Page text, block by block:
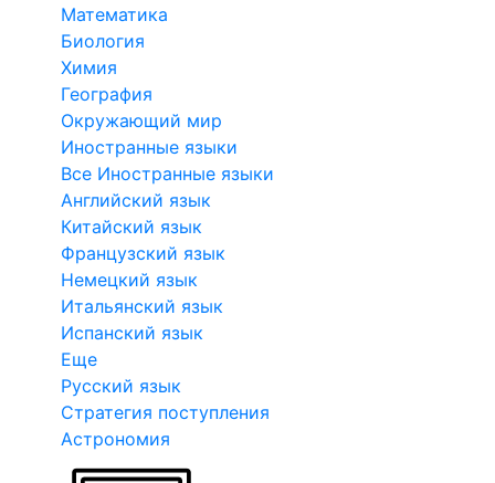
Математика
Биология
Химия
География
Окружающий мир
Иностранные языки
Все Иностранные языки
Английский язык
Китайский язык
Французский язык
Немецкий язык
Итальянский язык
Испанский язык
Еще
Русский язык
Стратегия поступления
Астрономия